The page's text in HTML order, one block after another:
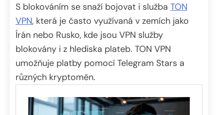
S blokováním se snaží bojovat i služba TON
VPN, která je často využívaná v zemích jako
Írán nebo Rusko, kde jsou VPN služby
blokovány i z hlediska plateb. TON VPN
umožňuje platby pomocí Telegram Stars a
různých kryptoměn.